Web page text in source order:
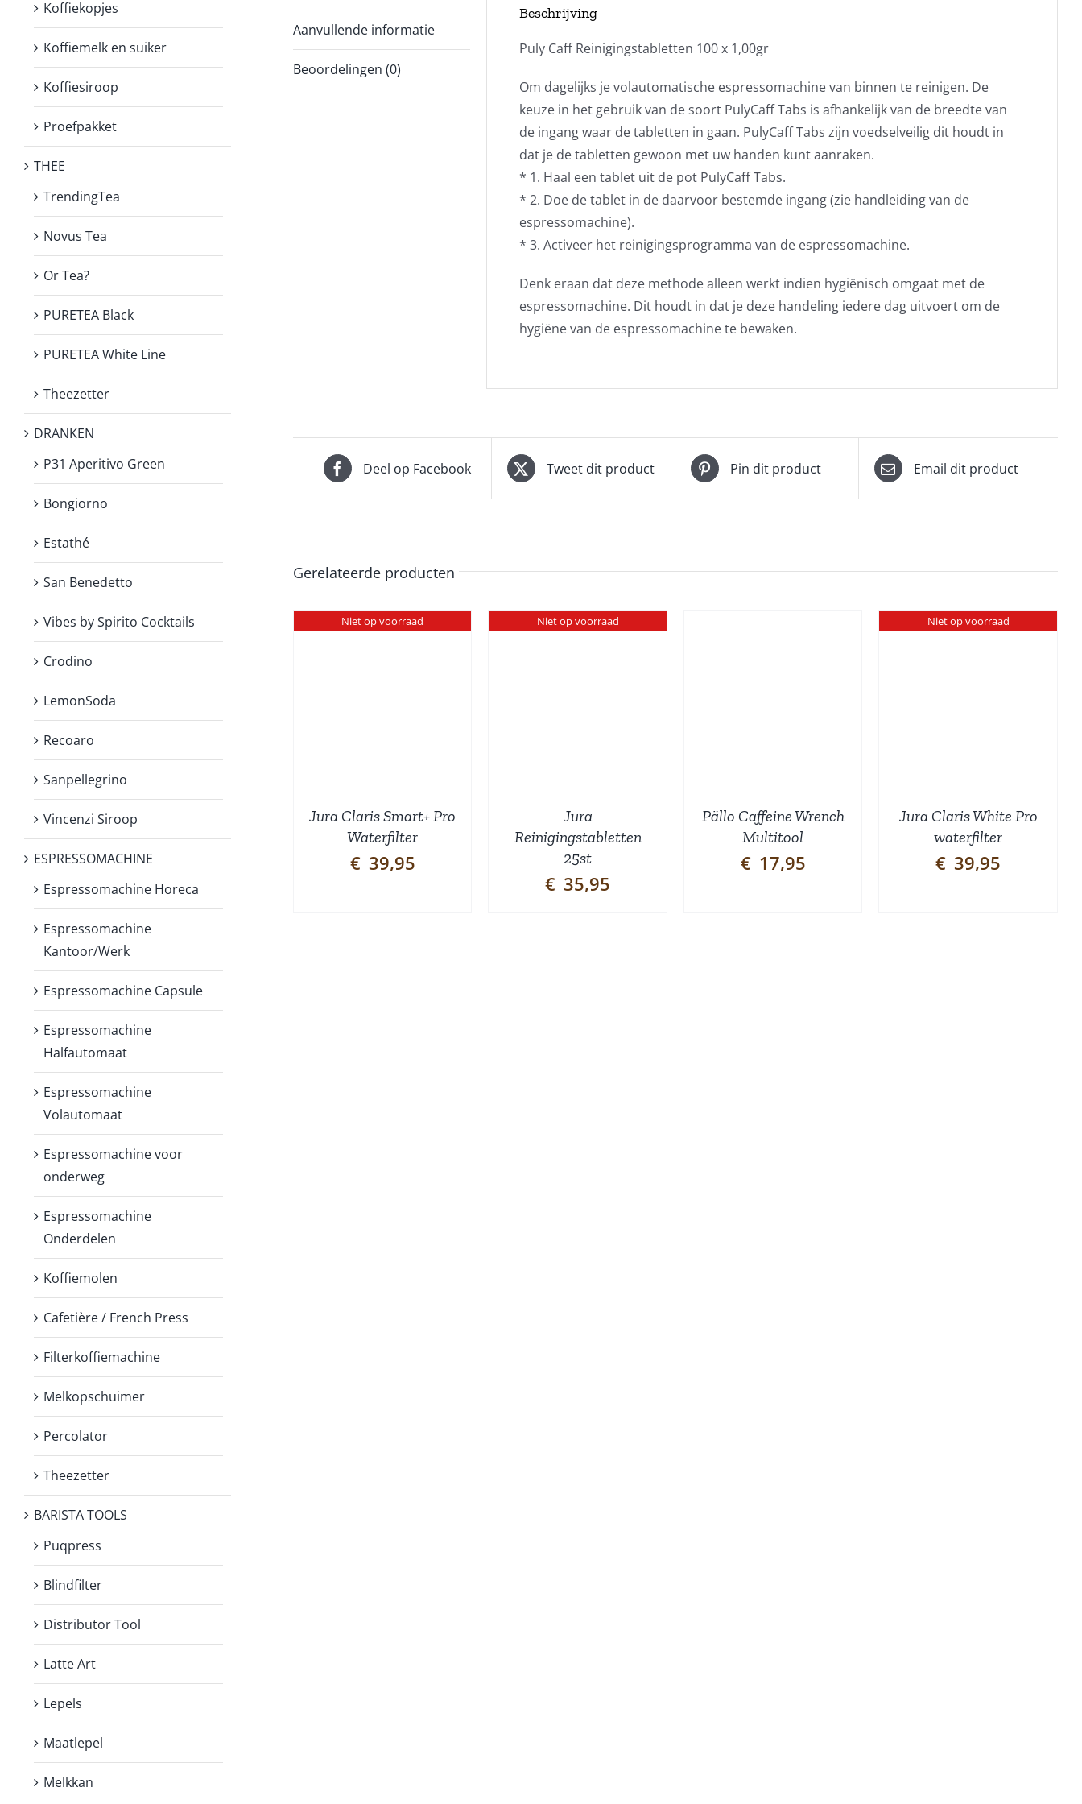
Aanvullende informatie
Beoordelingen (0)
Beschrijving
Puly Caff Reinigingstabletten 100 x 1,00gr
Om dagelijks je volautomatische espressomachine van binnen te reinigen. De
keuze in het gebruik van de soort PulyCaff Tabs is afhankelijk van de breedte van
de ingang waar de tabletten in gaan. PulyCaff Tabs zijn voedselveilig dit houdt in
dat je de tabletten gewoon met uw handen kunt aanraken.
* 1. Haal een tablet uit de pot PulyCaff Tabs.
* 2. Doe de tablet in de daarvoor bestemde ingang (zie handleiding van de
espressomachine).
* 3. Activeer het reinigingsprogramma van de espressomachine.
Denk eraan dat deze methode alleen werkt indien hygiënisch omgaat met de
espressomachine. Dit houdt in dat je deze handeling iedere dag uitvoert om de
hygiëne van de espressomachine te bewaken.
Deel op Facebook Tweet dit product Pin dit product Email dit product
Gerelateerde producten
Niet op voorraad
Jura Claris Smart+ Pro
Waterfilter
€ 39,95
Niet op voorraad
Jura
Reinigingstabletten
25st
€ 35,95
Pällo Caffeine Wrench
Multitool
€ 17,95
Niet op voorraad
Jura Claris White Pro
waterfilter
€ 39,95
Koffiekopjes
Koffiemelk en suiker
Koffiesiroop
Proefpakket
THEE
TrendingTea
Novus Tea
Or Tea?
PURETEA Black
PURETEA White Line
Theezetter
DRANKEN
P31 Aperitivo Green
Bongiorno
Estathé
San Benedetto
Vibes by Spirito Cocktails
Crodino
LemonSoda
Recoaro
Sanpellegrino
Vincenzi Siroop
ESPRESSOMACHINE
Espressomachine Horeca
Espressomachine
Kantoor/Werk
Espressomachine Capsule
Espressomachine
Halfautomaat
Espressomachine
Volautomaat
Espressomachine voor
onderweg
Espressomachine
Onderdelen
Koffiemolen
Cafetière / French Press
Filterkoffiemachine
Melkopschuimer
Percolator
Theezetter
BARISTA TOOLS
Puqpress
Blindfilter
Distributor Tool
Latte Art
Lepels
Maatlepel
Melkkan